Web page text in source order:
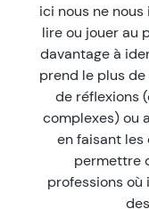
ici nous ne
lire ou jouer au
davantage à
prend le plus
de réflexions
complexes) ou
en faisant les
permettre
professions où